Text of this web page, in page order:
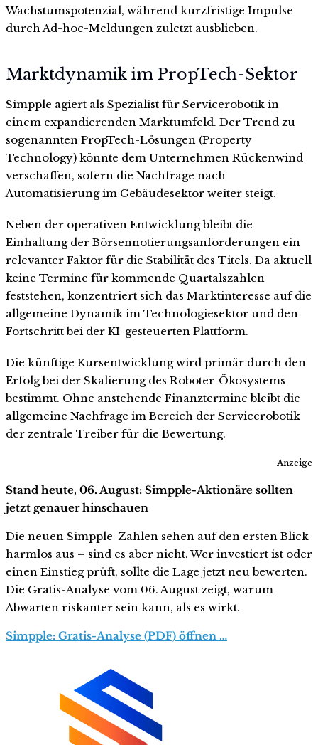
Wachstumspotenzial, während kurzfristige Impulse
durch Ad-hoc-Meldungen zuletzt ausblieben.
Marktdynamik im PropTech-Sektor
Simpple agiert als Spezialist für Servicerobotik in
einem expandierenden Marktumfeld. Der Trend zu
sogenannten PropTech-Lösungen (Property
Technology) könnte dem Unternehmen Rückenwind
verschaffen, sofern die Nachfrage nach
Automatisierung im Gebäudesektor weiter steigt.
Neben der operativen Entwicklung bleibt die
Einhaltung der Börsennotierungsanforderungen ein
relevanter Faktor für die Stabilität des Titels. Da aktuell
keine Termine für kommende Quartalszahlen
feststehen, konzentriert sich das Marktinteresse auf die
allgemeine Dynamik im Technologiesektor und den
Fortschritt bei der KI-gesteuerten Plattform.
Die künftige Kursentwicklung wird primär durch den
Erfolg bei der Skalierung des Roboter-Ökosystems
bestimmt. Ohne anstehende Finanztermine bleibt die
allgemeine Nachfrage im Bereich der Servicerobotik
der zentrale Treiber für die Bewertung.
Anzeige
Stand heute, 06. August: Simpple-Aktionäre sollten
jetzt genauer hinschauen
Die neuen Simpple-Zahlen sehen auf den ersten Blick
harmlos aus – sind es aber nicht. Wer investiert ist oder
einen Einstieg prüft, sollte die Lage jetzt neu bewerten.
Die Gratis-Analyse vom 06. August zeigt, warum
Abwarten riskanter sein kann, als es wirkt.
Simpple: Gratis-Analyse (PDF) öffnen …